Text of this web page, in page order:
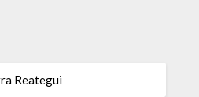
Reategui